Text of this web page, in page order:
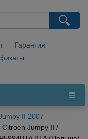
Гарантия
II 2007-
Citroen Jumpy II /